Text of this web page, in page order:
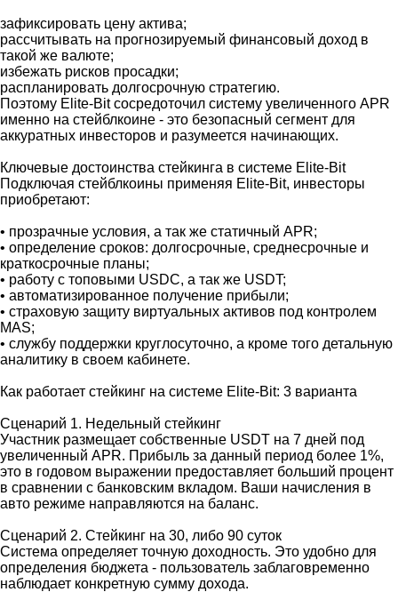
зафиксировать цену актива;
рассчитывать на прогнозируемый финансовый доход в
такой же валюте;
избежать рисков просадки;
распланировать долгосрочную стратегию.
Поэтому Elite-Bit сосредоточил систему увеличенного APR
именно на стейблкоине - это безопасный сегмент для
аккуратных инвесторов и разумеется начинающих.
Ключевые достоинства стейкинга в системе Elite-Bit
Подключая стейблкоины применяя Elite-Bit, инвесторы
приобретают:
• прозрачные условия, а так же статичный APR;
• определение сроков: долгосрочные, среднесрочные и
краткосрочные планы;
• работу с топовыми USDC, а так же USDT;
• автоматизированное получение прибыли;
• страховую защиту виртуальных активов под контролем
MAS;
• службу поддержки круглосуточно, а кроме того детальную
аналитику в своем кабинете.
Как работает стейкинг на системе Elite-Bit: 3 варианта
Сценарий 1. Недельный стейкинг
Участник размещает собственные USDT на 7 дней под
увеличенный APR. Прибыль за данный период более 1%,
это в годовом выражении предоставляет больший процент
в сравнении с банковским вкладом. Ваши начисления в
авто режиме направляются на баланс.
Сценарий 2. Стейкинг на 30, либо 90 суток
Система определяет точную доходность. Это удобно для
определения бюджета - пользователь заблаговременно
наблюдает конкретную сумму дохода.